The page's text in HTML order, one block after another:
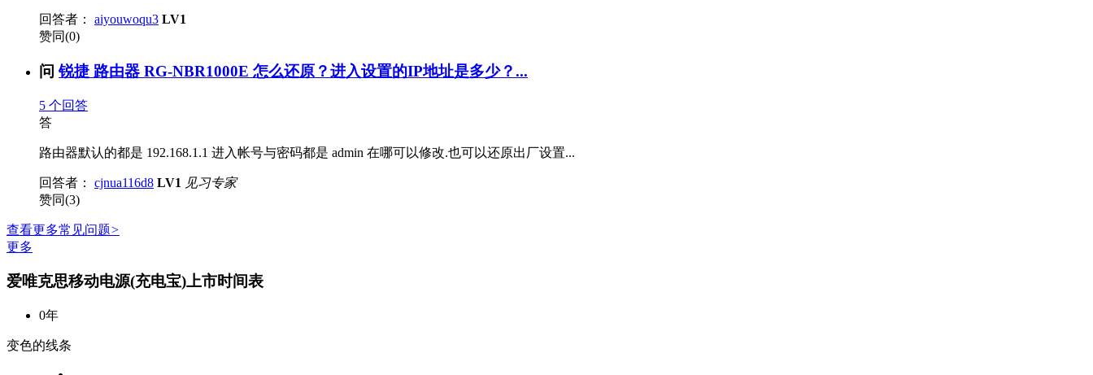
回答者： aiyouwoqu3 LV1
赞同(0)
问 锐捷 路由器 RG-NBR1000E 怎么还原？进入设置的IP地址是多少？...
5 个回答
答
路由器默认的都是 192.168.1.1 进入帐号与密码都是 admin 在哪可以修改.也可以还原出厂设置...
回答者： cjnua116d8 LV1 见习专家
赞同(3)
查看更多常见问题>
更多
爱唯克思移动电源(充电宝)上市时间表
0年
变色的线条